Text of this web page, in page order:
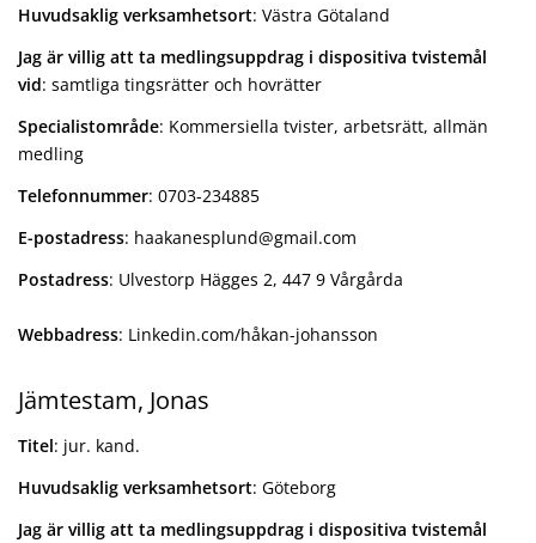
Huvudsaklig verksamhetsort: Västra Götaland
Jag är villig att ta medlingsuppdrag i dispositiva tvistemål
vid: samtliga tingsrätter och hovrätter
Specialistområde: Kommersiella tvister, arbetsrätt, allmän
medling
Telefonnummer: 0703-234885
E-postadress: haakanesplund@gmail.com
Postadress: Ulvestorp Hägges 2, 447 9 Vårgårda
Webbadress: Linkedin.com/håkan-johansson
Jämtestam, Jonas
Titel: jur. kand.
Huvudsaklig verksamhetsort: Göteborg
Jag är villig att ta medlingsuppdrag i dispositiva tvistemål